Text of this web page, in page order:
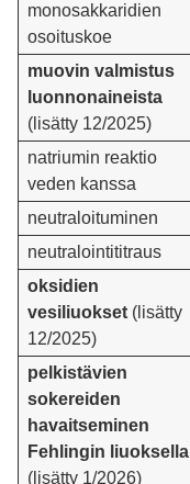
monosakkaridien
osoituskoe
muovin valmistus
luonnonaineista
(lisätty 12/2025)
natriumin reaktio
veden kanssa
neutraloituminen
neutralointititraus
oksidien
vesiliuokset (lisätty
12/2025)
pelkistävien
sokereiden
havaitseminen
Fehlingin liuoksella
(lisätty 1/2026)